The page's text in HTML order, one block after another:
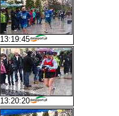
13:19:45
13:20:20